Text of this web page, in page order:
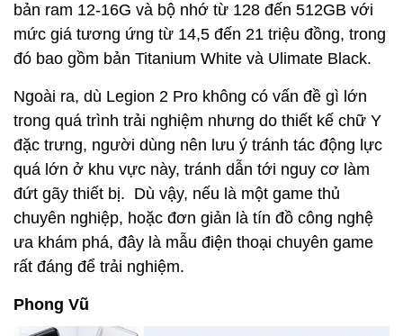
bản ram 12-16G và bộ nhớ từ 128 đến 512GB với
mức giá tương ứng từ 14,5 đến 21 triệu đồng, trong
đó bao gồm bản Titanium White và Ulimate Black.
Ngoài ra, dù Legion 2 Pro không có vấn đề gì lớn
trong quá trình trải nghiệm nhưng do thiết kế chữ Y
đặc trưng, người dùng nên lưu ý tránh tác động lực
quá lớn ở khu vực này, tránh dẫn tới nguy cơ làm
đứt gãy thiết bị. Dù vậy, nếu là một game thủ
chuyên nghiệp, hoặc đơn giản là tín đồ công nghệ
ưa khám phá, đây là mẫu điện thoại chuyên game
rất đáng để trải nghiệm.
Phong Vũ